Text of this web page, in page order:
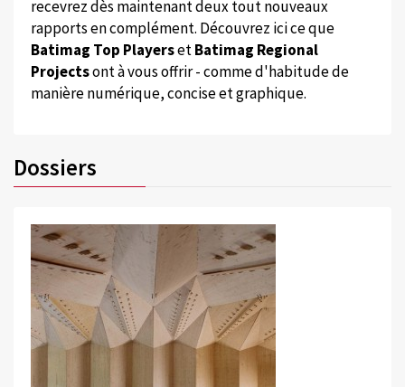
recevrez dès maintenant deux tout nouveaux
rapports en complément. Découvrez ici ce que
Batimag Top PlayersetBatimag Regional
Projectsont à vous offrir - comme d'habitude de
manière numérique, concise et graphique.
Dossiers